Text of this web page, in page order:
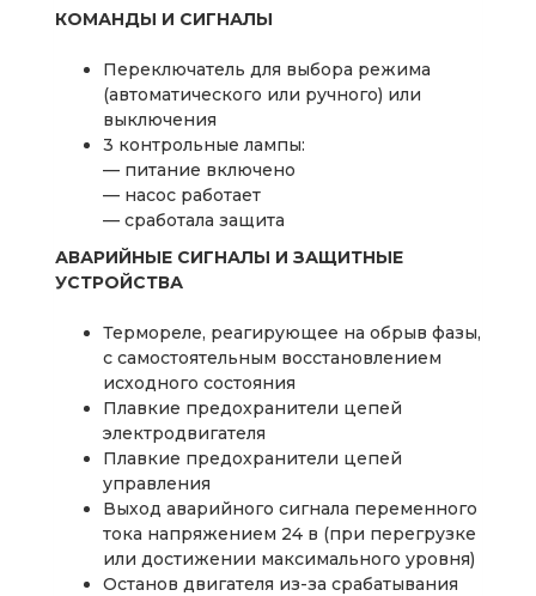
КОМАНДЫ И СИГНАЛЫ
Переключатель для выбора режима
(автоматического или ручного) или
выключения
3 контрольные лампы:
— питание включено
— насос работает
— сработала защита
АВАРИЙНЫЕ СИГНАЛЫ И ЗАЩИТНЫЕ
УСТРОЙСТВА
Термореле, реагирующее на обрыв фазы,
с самостоятельным восстановлением
исходного состояния
Плавкие предохранители цепей
электродвигателя
Плавкие предохранители цепей
управления
Выход аварийного сигнала переменного
тока напряжением 24 в (при перегрузке
или достижении максимального уровня)
Останов двигателя из-за срабатывания